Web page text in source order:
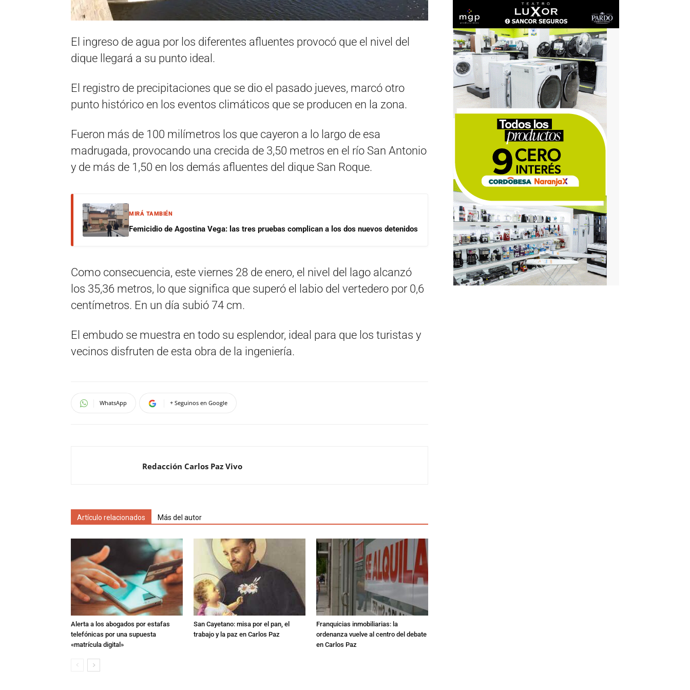
El ingreso de agua por los diferentes afluentes provocó que el nivel del
dique llegará a su punto ideal.
El registro de precipitaciones que se dio el pasado jueves, marcó otro
punto histórico en los eventos climáticos que se producen en la zona.
Fueron más de 100 milímetros los que cayeron a lo largo de esa
madrugada, provocando una crecida de 3,50 metros en el río San Antonio
y de más de 1,50 en los demás afluentes del dique San Roque.
MIRÁ TAMBIÉN
Femicidio de Agostina Vega: las tres pruebas complican a los dos nuevos detenidos
Como consecuencia, este viernes 28 de enero, el nivel del lago alcanzó
los 35,36 metros, lo que significa que superó el labio del vertedero por 0,6
centímetros. En un día subió 74 cm.
El embudo se muestra en todo su esplendor, ideal para que los turistas y
vecinos disfruten de esta obra de la ingeniería.
WhatsApp + Seguinos en Google
Redacción Carlos Paz Vivo
Artículo relacionados Más del autor
Alerta a los abogados por estafas
telefónicas por una supuesta
«matrícula digital»
San Cayetano: misa por el pan, el
trabajo y la paz en Carlos Paz
Franquicias inmobiliarias: la
ordenanza vuelve al centro del debate
en Carlos Paz